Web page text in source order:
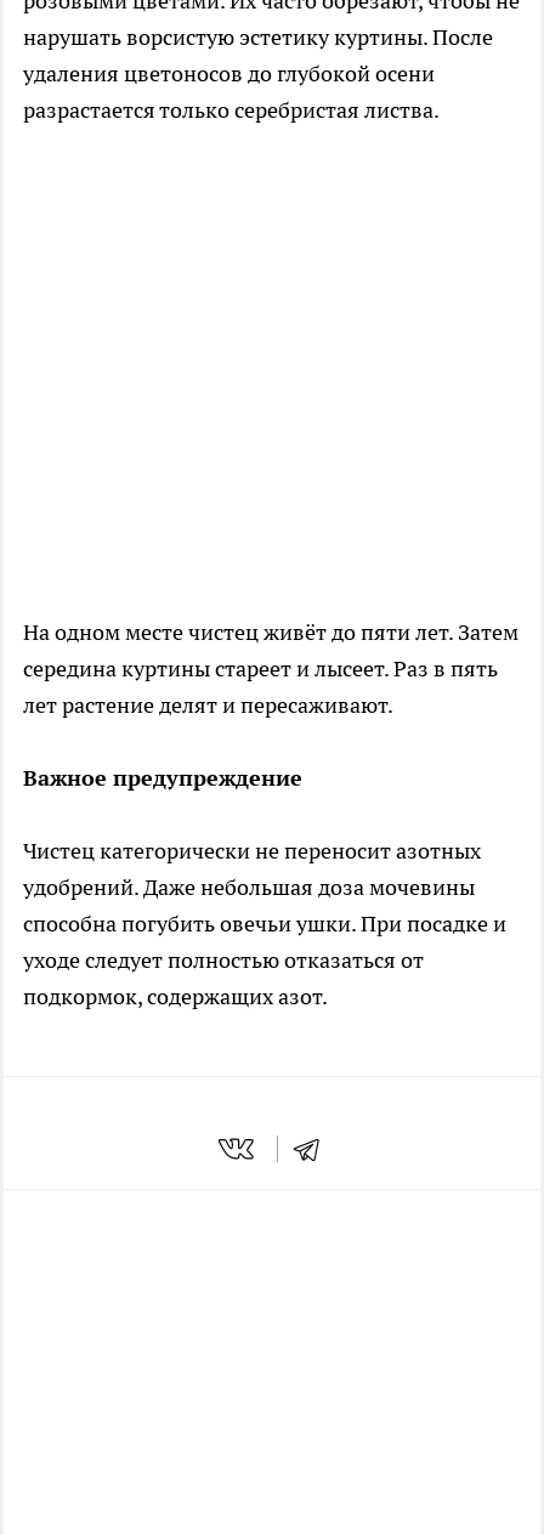
нарушать ворсистую эстетику куртины. После
удаления цветоносов до глубокой осени
разрастается только серебристая листва.
На одном месте чистец живёт до пяти лет. Затем
середина куртины стареет и лысеет. Раз в пять
лет растение делят и пересаживают.
Важное предупреждение
Чистец категорически не переносит азотных
удобрений. Даже небольшая доза мочевины
способна погубить овечьи ушки. При посадке и
уходе следует полностью отказаться от
подкормок, содержащих азот.